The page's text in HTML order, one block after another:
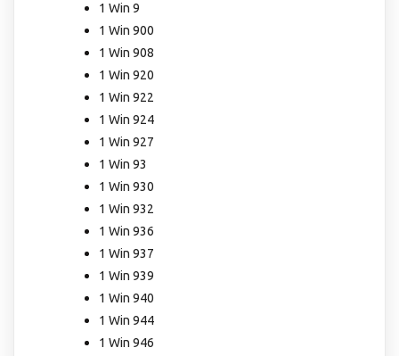
1 Win 9
1 Win 900
1 Win 908
1 Win 920
1 Win 922
1 Win 924
1 Win 927
1 Win 93
1 Win 930
1 Win 932
1 Win 936
1 Win 937
1 Win 939
1 Win 940
1 Win 944
1 Win 946